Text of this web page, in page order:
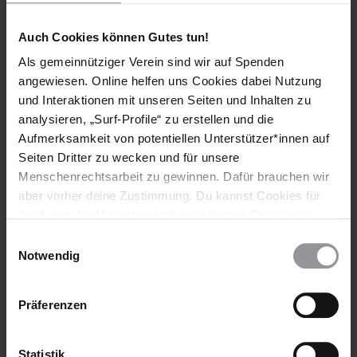
Auch Cookies können Gutes tun!
Als gemeinnütziger Verein sind wir auf Spenden
angewiesen. Online helfen uns Cookies dabei Nutzung
und Interaktionen mit unseren Seiten und Inhalten zu
analysieren, „Surf-Profile“ zu erstellen und die
Aufmerksamkeit von potentiellen Unterstützer*innen auf
Seiten Dritter zu wecken und für unsere
Menschenrechtsarbeit zu gewinnen. Dafür brauchen wir
aber vorher deine Zustimmung. Du kannst Cookies für
wieder ändern. Diesen Banner kannst Du über den Link
Notwendig
Präferenzen
Statistik
Schlagworte
Russische Föderation
Amnesty
Gewaltlose Politische Gefangene
Meinungsfreiheit
Tätigkeitsbericht 2024
Deutschland
Teile diesen Beitrag